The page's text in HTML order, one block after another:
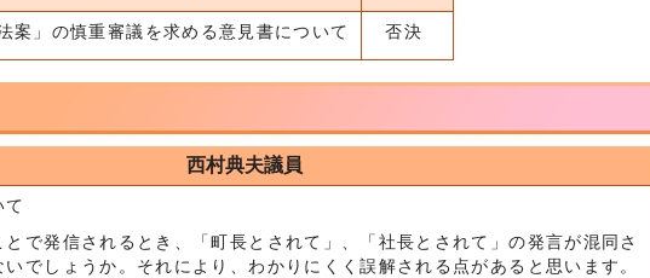
案」の慎重審議を求める意見書について 否決
西村典夫議員
て
で発信されるとき、「町長とされて」、「社長とされて」の発言が混同さ
でしょうか。それにより、わかりにくく誤解される点があると思います。